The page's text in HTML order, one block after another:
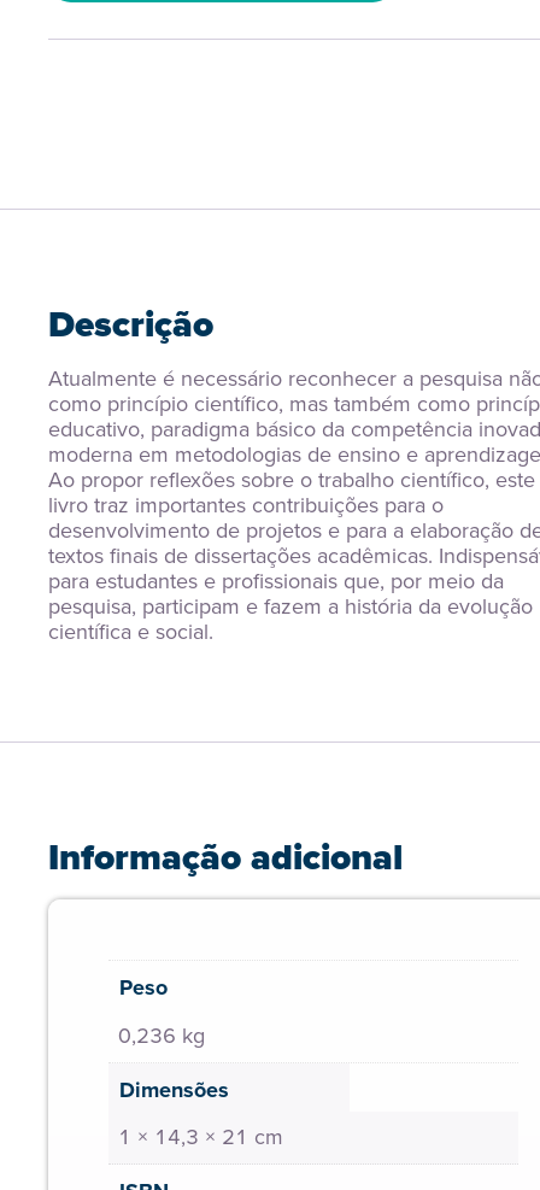
Descrição
Atualmente é necessário reconhecer a pesquisa
como princípio científico, mas também como
educativo, paradigma básico da competência
moderna em metodologias de ensino e
Ao propor reflexões sobre o trabalho científico, este
livro traz importantes contribuições para o
desenvolvimento de projetos e para a elaboração
textos finais de dissertações acadêmicas.
para estudantes e profissionais que, por meio da
pesquisa, participam e fazem a história da evolução
científica e social.
Informação adicional
Peso
0,236 kg
Dimensões
1 × 14,3 × 21 cm